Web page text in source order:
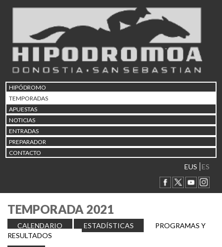
HIPÓDROMO
TEMPORADAS
APUESTAS
NOTICIAS
ENTRADAS
PREPARADOR
CONTACTO
EUS ES
TEMPORADA 2021
CALENDARIO ESTADÍSTICAS
PROGRAMAS Y
RESULTADOS